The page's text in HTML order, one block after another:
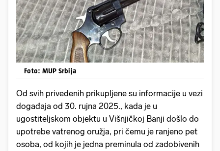
Foto: MUP Srbija
Od svih privedenih prikupljene su informacije u vezi
događaja od 30. rujna 2025., kada je u
ugostiteljskom objektu u Višnjičkoj Banji došlo do
upotrebe vatrenog oružja, pri čemu je ranjeno pet
osoba, od kojih je jedna preminula od zadobivenih